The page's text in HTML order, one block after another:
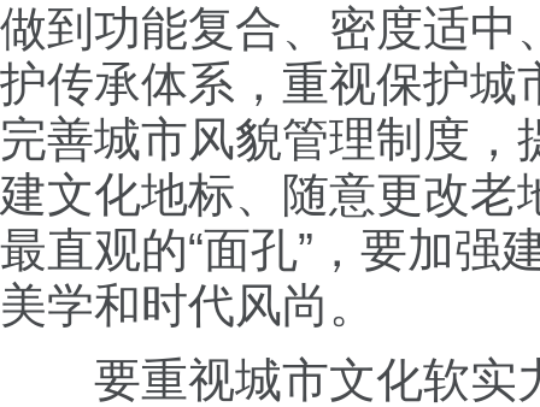
做到功能复合、密度适中
护传承体系，重视保护城
完善城市风貌管理制度
建文化地标、随意更改老
最直观的“面孔”，要加强
美学和时代风尚。
要重视城市文化软实